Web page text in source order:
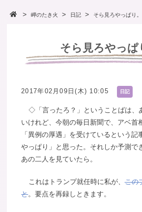
岬のたき火 日記 そら見ろやっぱり。
そら見ろやっぱ
2017年02月09日(木) 10:05 日記
◇「言ったろ？」ということばは、
いけれど、今朝の毎日新聞で、アベ首
「異例の厚遇」を受けているという記
やっぱり」と思った。それしか予測で
あの二人を見ていたら。
これはトランプ就任時に私が、この
と。要点を再録しときます。